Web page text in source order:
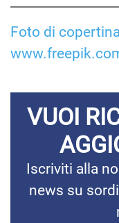
Foto di
VUOI
Iscriviti alla
news su